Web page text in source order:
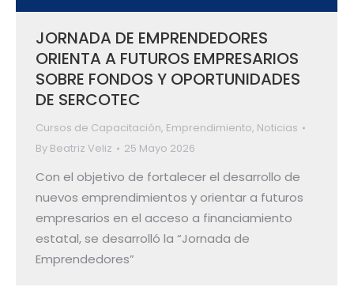
JORNADA DE EMPRENDEDORES
ORIENTA A FUTUROS EMPRESARIOS
SOBRE FONDOS Y OPORTUNIDADES
DE SERCOTEC
Cursos de Capacitación, Emprendimiento, Noticias
By Beatriz Veliz 25 Mayo 2026
Con el objetivo de fortalecer el desarrollo de
nuevos emprendimientos y orientar a futuros
empresarios en el acceso a financiamiento
estatal, se desarrolló la “Jornada de
Emprendedores”